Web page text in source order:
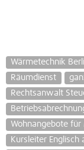
Wärmetechnik
Räumdienst
Rechtsanwalt
Wohnangebote
Kursleiter Englisch